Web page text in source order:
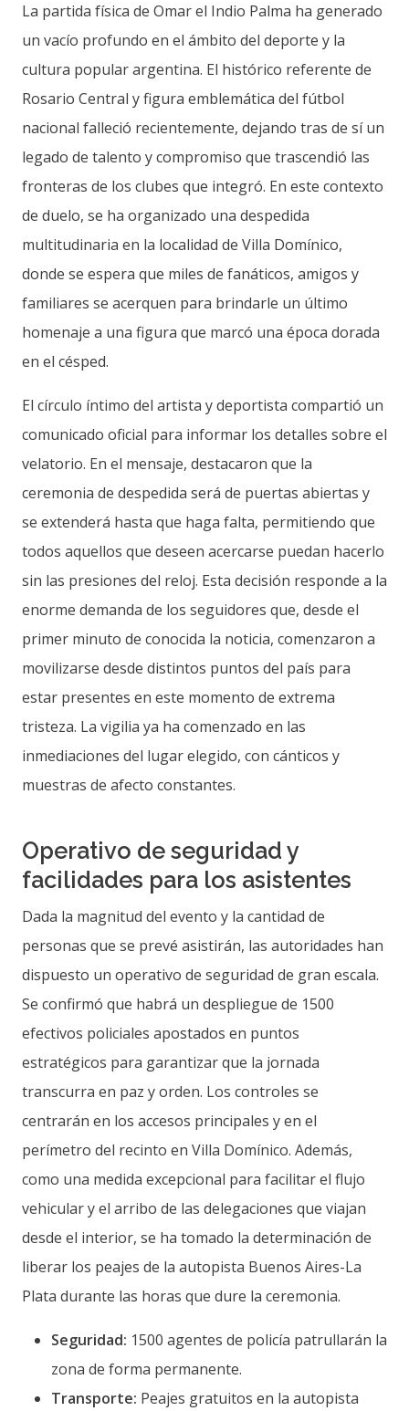
La partida física de Omar el Indio Palma ha generado
un vacío profundo en el ámbito del deporte y la
cultura popular argentina. El histórico referente de
Rosario Central y figura emblemática del fútbol
nacional falleció recientemente, dejando tras de sí un
legado de talento y compromiso que trascendió las
fronteras de los clubes que integró. En este contexto
de duelo, se ha organizado una despedida
multitudinaria en la localidad de Villa Domínico,
donde se espera que miles de fanáticos, amigos y
familiares se acerquen para brindarle un último
homenaje a una figura que marcó una época dorada
en el césped.
El círculo íntimo del artista y deportista compartió un
comunicado oficial para informar los detalles sobre el
velatorio. En el mensaje, destacaron que la
ceremonia de despedida será de puertas abiertas y
se extenderá hasta que haga falta, permitiendo que
todos aquellos que deseen acercarse puedan hacerlo
sin las presiones del reloj. Esta decisión responde a la
enorme demanda de los seguidores que, desde el
primer minuto de conocida la noticia, comenzaron a
movilizarse desde distintos puntos del país para
estar presentes en este momento de extrema
tristeza. La vigilia ya ha comenzado en las
inmediaciones del lugar elegido, con cánticos y
muestras de afecto constantes.
Operativo de seguridad y
facilidades para los asistentes
Dada la magnitud del evento y la cantidad de
personas que se prevé asistirán, las autoridades han
dispuesto un operativo de seguridad de gran escala.
Se confirmó que habrá un despliegue de 1500
efectivos policiales apostados en puntos
estratégicos para garantizar que la jornada
transcurra en paz y orden. Los controles se
centrarán en los accesos principales y en el
perímetro del recinto en Villa Domínico. Además,
como una medida excepcional para facilitar el flujo
vehicular y el arribo de las delegaciones que viajan
desde el interior, se ha tomado la determinación de
liberar los peajes de la autopista Buenos Aires-La
Plata durante las horas que dure la ceremonia.
Seguridad: 1500 agentes de policía patrullarán la
zona de forma permanente.
Transporte: Peajes gratuitos en la autopista